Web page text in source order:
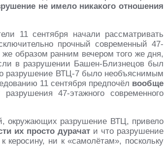
не имело никакого отношения
11 сентября начали рассматривать
прочный современный 47-
образом ранним вечером того же дня,
в разрушении Башен-Близнецов был
разрушение ВТЦ-7 было необъяснимым
11 сентября предпочёл вообще
47-этажного современного
окружающих разрушение ВТЦ, привело
их просто дурачат и что разрушение
керосину, ни к «самолётам», поскольку